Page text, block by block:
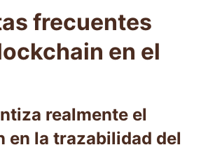
frecuentes
en el
realmente el
en la trazabilidad del